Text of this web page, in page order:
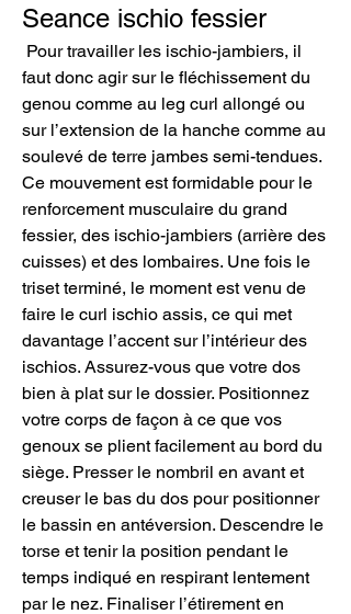
Seance ischio fessier
faut donc agir sur le fléchissement du
genou comme au leg curl allongé ou
sur l’extension de la hanche comme au
soulevé de terre jambes semi-tendues.
Ce mouvement est formidable pour le
renforcement musculaire du grand
fessier, des ischio-jambiers (arrière des
cuisses) et des lombaires. Une fois le
triset terminé, le moment est venu de
faire le curl ischio assis, ce qui met
davantage l’accent sur l’intérieur des
ischios. Assurez-vous que votre dos
bien à plat sur le dossier. Positionnez
votre corps de façon à ce que vos
genoux se plient facilement au bord du
siège. Presser le nombril en avant et
creuser le bas du dos pour positionner
le bassin en antéversion. Descendre le
torse et tenir la position pendant le
temps indiqué en respirant lentement
par le nez. Finaliser l’étirement en